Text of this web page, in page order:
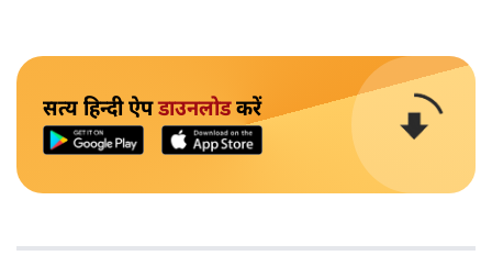
सत्य हिन्दी ऐपडाउनलोडकरें